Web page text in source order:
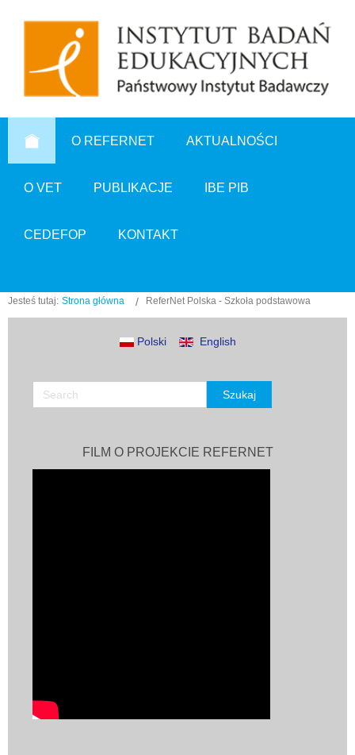
O REFERNET AKTUALNOŚCI
O VET PUBLIKACJE IBE PIB
CEDEFOP KONTAKT
Jesteś tutaj: Strona główna ReferNet Polska - Szkoła podstawowa
Polski English
FILM O PROJEKCIE REFERNET